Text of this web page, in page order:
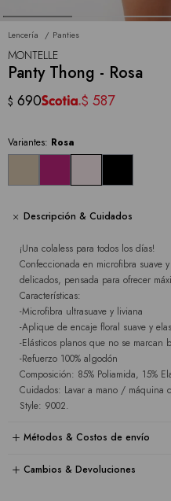
Lencería Panties
MONTELLE
Panty Thong - Rosa
$ 690 $ 587
Variantes: Rosa
Descripción & Cuidados
¡Una colaless para todos los días!
Confeccionada en microfibra suave
delicados, pensada para ofrecer
Características:
-Microfibra ultrasuave y liviana
-Aplique de encaje floral suave y
-Elásticos planos que no se marcan
-Refuerzo 100% algodón
Composición: 85% Poliamida, 15%
Cuidados: Lavar a mano / máquina
Style: 9002.
Métodos & Costos de envío
Cambios & Devoluciones